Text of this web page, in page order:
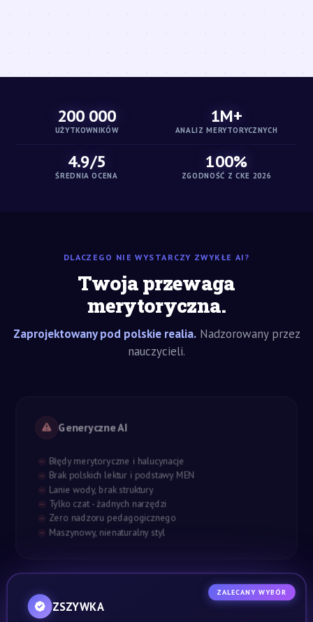
200 000
UŻYTKOWNIKÓW
1M+
ANALIZ MERYTORYCZNYCH
4.9/5
ŚREDNIA OCENA
100%
ZGODNOŚĆ Z CKE 2026
DLACZEGO NIE WYSTARCZY ZWYKŁE AI?
Twoja przewaga
merytoryczna.
Zaprojektowany pod polskie realia.Nadzorowany przez
nauczycieli.
Generyczne AI
Błędy merytoryczne i halucynacje
Brak polskich lektur i podstawy MEN
Lanie wody, brak struktury
Tylko czat - żadnych narzędzi
Zero nadzoru pedagogicznego
Maszynowy, nienaturalny styl
ZALECANY WYBÓR
ZSZYWKA